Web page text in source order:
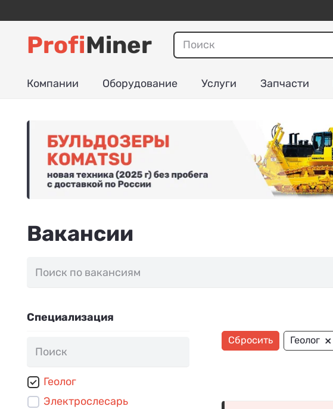
ProfiMiner
Компании Оборудование Услуги Запчасти
Вакансии
Специализация
Геолог
Электрослесарь
Сбросить Геолог ×